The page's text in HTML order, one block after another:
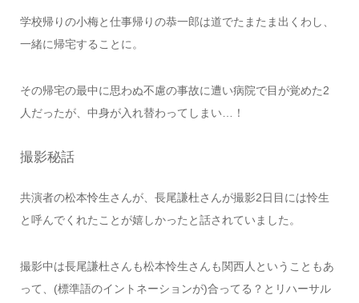
学校帰りの小梅と仕事帰りの恭一郎は道でたまたま出くわし、
一緒に帰宅することに。
その帰宅の最中に思わぬ不慮の事故に遭い病院で目が覚めた2
人だったが、中身が入れ替わってしまい…！
撮影秘話
共演者の松本怜生さんが、長尾謙杜さんが撮影2日目には怜生
と呼んでくれたことが嬉しかったと話されていました。
撮影中は長尾謙杜さんも松本怜生さんも関西人ということもあ
って、(標準語のイントネーションが)合ってる？とリハーサル